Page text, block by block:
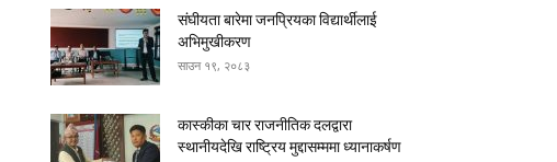
संघीयता बारेमा जनप्रियका विद्यार्थीलाई
अभिमुखीकरण
साउन १९, २०८३
कास्कीका चार राजनीतिक दलद्वारा
स्थानीयदेखि राष्ट्रिय मुद्दासम्ममा ध्यानाकर्षण